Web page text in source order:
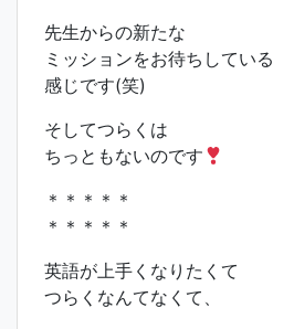
先生からの新たな
ミッションをお待ちしている
感じです(笑)
そしてつらくは
ちっともないのです
＊＊＊＊＊
＊＊＊＊＊
英語が上手くなりたくて
つらくなんてなくて、